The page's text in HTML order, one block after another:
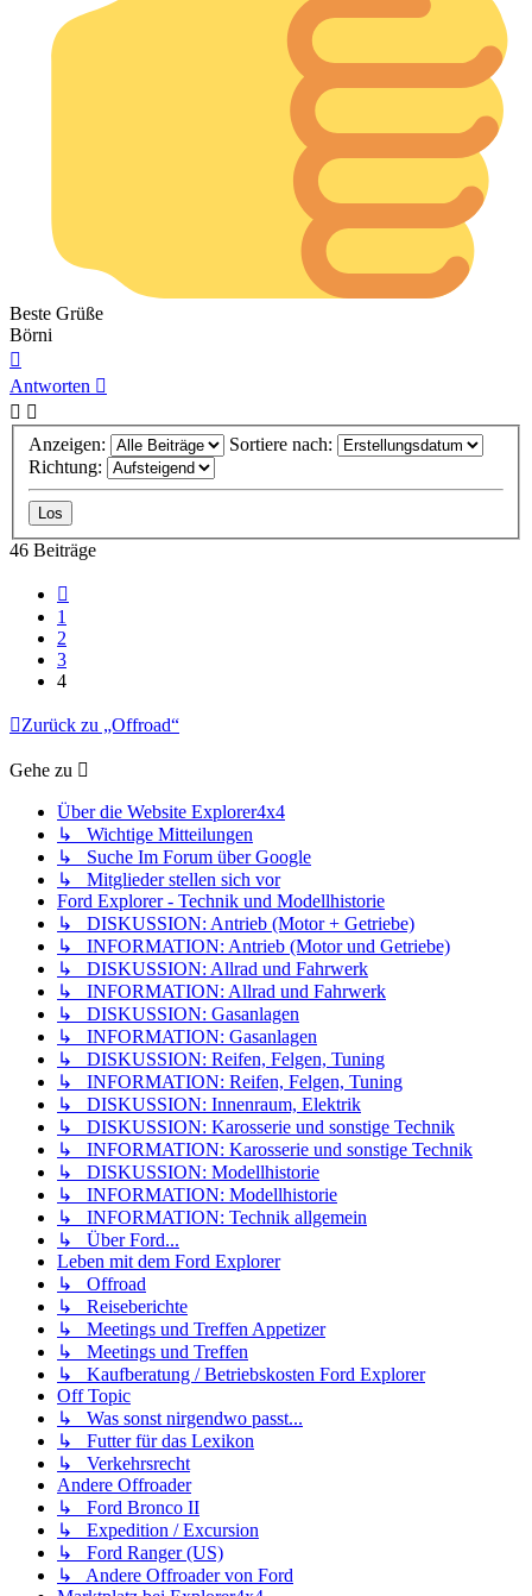
Beste Grüße
Börni
oben
Antworten
Anzeigen:
Sortiere nach:
Richtung:
46 Beiträge
1
2
3
4
Zurück zu „Offroad“
Gehe zu
Über die Website Explorer4x4
↳ Wichtige Mitteilungen
↳ Suche Im Forum über Google
↳ Mitglieder stellen sich vor
Ford Explorer - Technik und Modellhistorie
↳ DISKUSSION: Antrieb (Motor + Getriebe)
↳ INFORMATION: Antrieb (Motor und Getriebe)
↳ DISKUSSION: Allrad und Fahrwerk
↳ INFORMATION: Allrad und Fahrwerk
↳ DISKUSSION: Gasanlagen
↳ INFORMATION: Gasanlagen
↳ DISKUSSION: Reifen, Felgen, Tuning
↳ INFORMATION: Reifen, Felgen, Tuning
↳ DISKUSSION: Innenraum, Elektrik
↳ DISKUSSION: Karosserie und sonstige Technik
↳ INFORMATION: Karosserie und sonstige Technik
↳ DISKUSSION: Modellhistorie
↳ INFORMATION: Modellhistorie
↳ INFORMATION: Technik allgemein
↳ Über Ford...
Leben mit dem Ford Explorer
↳ Offroad
↳ Reiseberichte
↳ Meetings und Treffen Appetizer
↳ Meetings und Treffen
↳ Kaufberatung / Betriebskosten Ford Explorer
Off Topic
↳ Was sonst nirgendwo passt...
↳ Futter für das Lexikon
↳ Verkehrsrecht
Andere Offroader
↳ Ford Bronco II
↳ Expedition / Excursion
↳ Ford Ranger (US)
↳ Andere Offroader von Ford